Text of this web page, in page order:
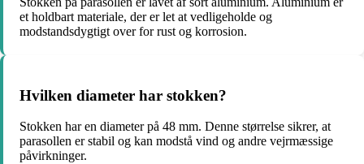
et holdbart materiale, der er let at vedligeholde og
modstandsdygtigt over for rust og korrosion.
Hvilken diameter har stokken?
Stokken har en diameter på 48 mm. Denne størrelse sikrer, at
parasollen er stabil og kan modstå vind og andre vejrmæssige
påvirkninger.